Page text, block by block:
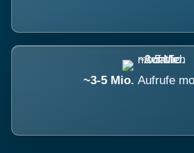
~3-5 Mio. Aufrufe